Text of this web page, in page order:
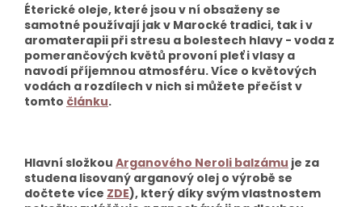
Éterické oleje, které jsou v ní obsaženy se
samotné používají jak v Marocké tradici, tak i v
aromaterapii při stresu a bolestech hlavy - voda z
pomerančových květů provoní pleť i vlasy a
navodí příjemnou atmosféru. Více o květových
vodách a rozdílech v nich si můžete přečíst v
tomto článku.
Hlavní složkou Arganového Neroli balzámu je za
studena lisovaný arganový olej o výrobě se
dočtete více ZDE), který díky svým vlastnostem